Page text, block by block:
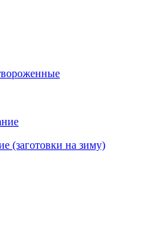
(заготовки на зиму)